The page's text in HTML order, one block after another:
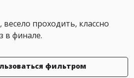
проходить, классно
в финале.
фильтром